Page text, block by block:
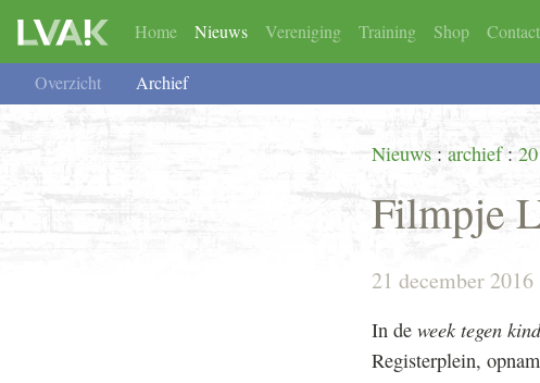
Home Nieuws
Overzicht Archief
Vereniging
Overzicht Lid worden Keurmerk Meldcode Gedragscode
Training
Overzicht TAF-Kindermishandeling TAF-Ouderenmishandeling
Shop Contact
Nieuws : archief:
Filmpje
21 december 2016
In de week tegen
Registerplein,